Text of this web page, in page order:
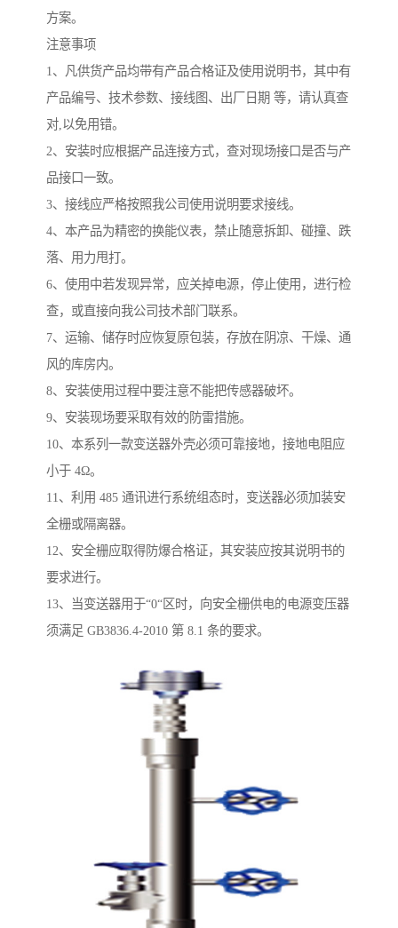
方案。
注意事项
1、凡供货产品均带有产品合格证及使用说明书，其中有
产品编号、技术参数、接线图、出厂日期 等，请认真查
对,以免用错。
2、安装时应根据产品连接方式，查对现场接口是否与产
品接口一致。
3、接线应严格按照我公司使用说明要求接线。
4、本产品为精密的换能仪表，禁止随意拆卸、碰撞、跌
落、用力甩打。
6、使用中若发现异常，应关掉电源，停止使用，进行检
查，或直接向我公司技术部门联系。
7、运输、储存时应恢复原包装，存放在阴凉、干燥、通
风的库房内。
8、安装使用过程中要注意不能把传感器破坏。
9、安装现场要采取有效的防雷措施。
10、本系列一款变送器外壳必须可靠接地，接地电阻应
小于 4Ω。
11、利用 485 通讯进行系统组态时，变送器必须加装安
全栅或隔离器。
12、安全栅应取得防爆合格证，其安装应按其说明书的
要求进行。
13、当变送器用于“0“区时，向安全栅供电的电源变压器
须满足 GB3836.4-2010 第 8.1 条的要求。